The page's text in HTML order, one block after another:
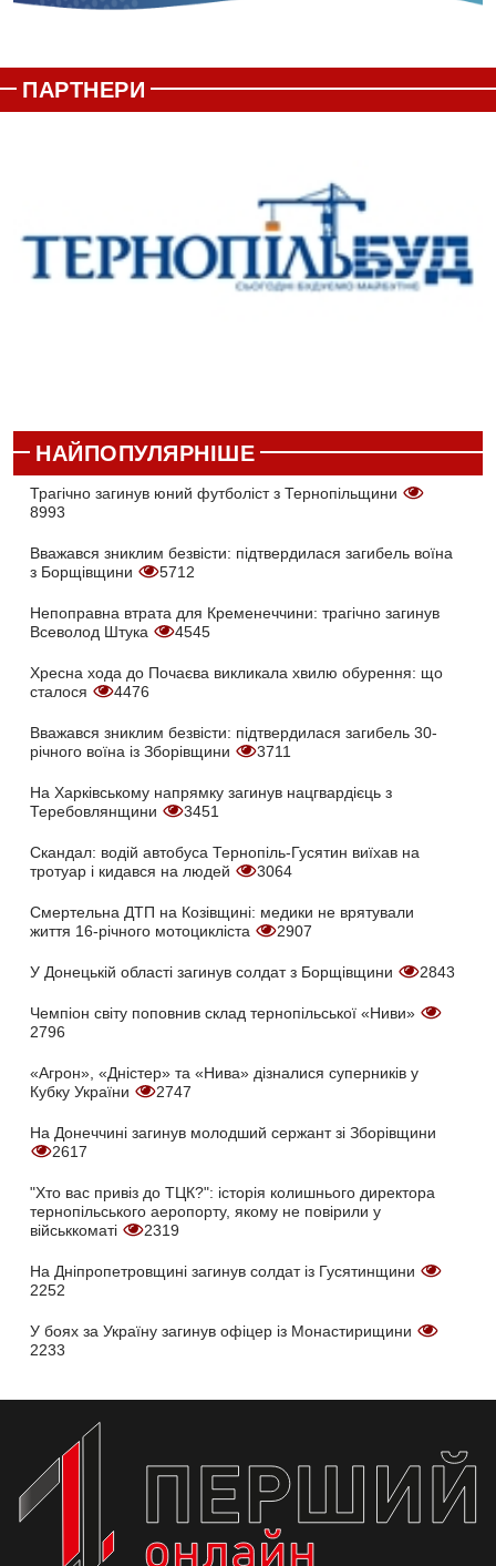
ПАРТНЕРИ
НАЙПОПУЛЯРНІШЕ
Трагічно загинув юний футболіст з Тернопільщини
8993
Вважався зниклим безвісти: підтвердилася загибель воїна
з Борщівщини
5712
Непоправна втрата для Кременеччини: трагічно загинув
Всеволод Штука
4545
Хресна хода до Почаєва викликала хвилю обурення: що
сталося
4476
Вважався зниклим безвісти: підтвердилася загибель 30-
річного воїна із Зборівщини
3711
На Харківському напрямку загинув нацгвардієць з
Теребовлянщини
3451
Скандал: водій автобуса Тернопіль-Гусятин виїхав на
тротуар і кидався на людей
3064
Смертельна ДТП на Козівщині: медики не врятували
життя 16-річного мотоцикліста
2907
У Донецькій області загинув солдат з Борщівщини 2843
Чемпіон світу поповнив склад тернопільської «Ниви»
2796
«Агрон», «Дністер» та «Нива» дізналися суперників у
Кубку України
2747
На Донеччині загинув молодший сержант зі Зборівщини
2617
"Хто вас привіз до ТЦК?": історія колишнього директора
тернопільського аеропорту, якому не повірили у
військкоматі
2319
На Дніпропетровщині загинув солдат із Гусятинщини
2252
У боях за Україну загинув офіцер із Монастирищини
2233